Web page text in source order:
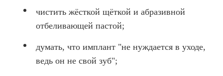
чистить жёсткой щёткой и абразивной
отбеливающей пастой;
думать, что имплант "не нуждается в уходе,
ведь он не свой зуб";